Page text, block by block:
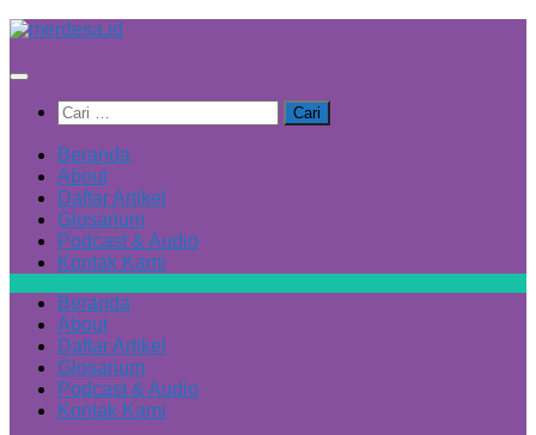
Skip
content
Cari
untuk:
Beranda
About
Daftar Artikel
Glosarium
Podcast & Audio
Kontak Kami
Beranda
About
Daftar Artikel
Glosarium
Podcast & Audio
Kontak Kami